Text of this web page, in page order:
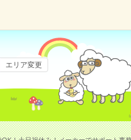
エリア変更